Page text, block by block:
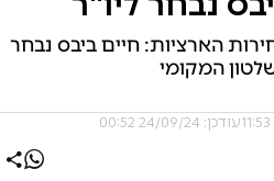
הארציות: חיים ביבס נבחר
המקומי
עודכן: 24/09/24 00:52